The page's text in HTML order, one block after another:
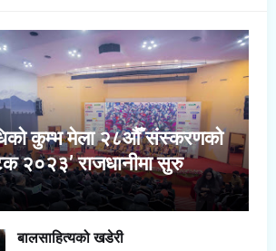
कुम्भ मेला २८औँ संस्करणको
२०२३’ राजधानीमा सुरु
बालसाहित्यको खडेरी